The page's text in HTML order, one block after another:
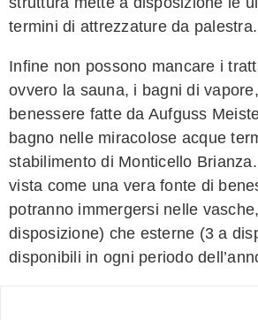
termini di attrezzature da palestra.
Infine non possono mancare i
ovvero la sauna, i bagni di
benessere fatte da Aufguss
bagno nelle miracolose acque
stabilimento di Monticello Brianza.
vista come una vera fonte di
potranno immergersi nelle
disposizione) che esterne (3 a
disponibili in ogni periodo